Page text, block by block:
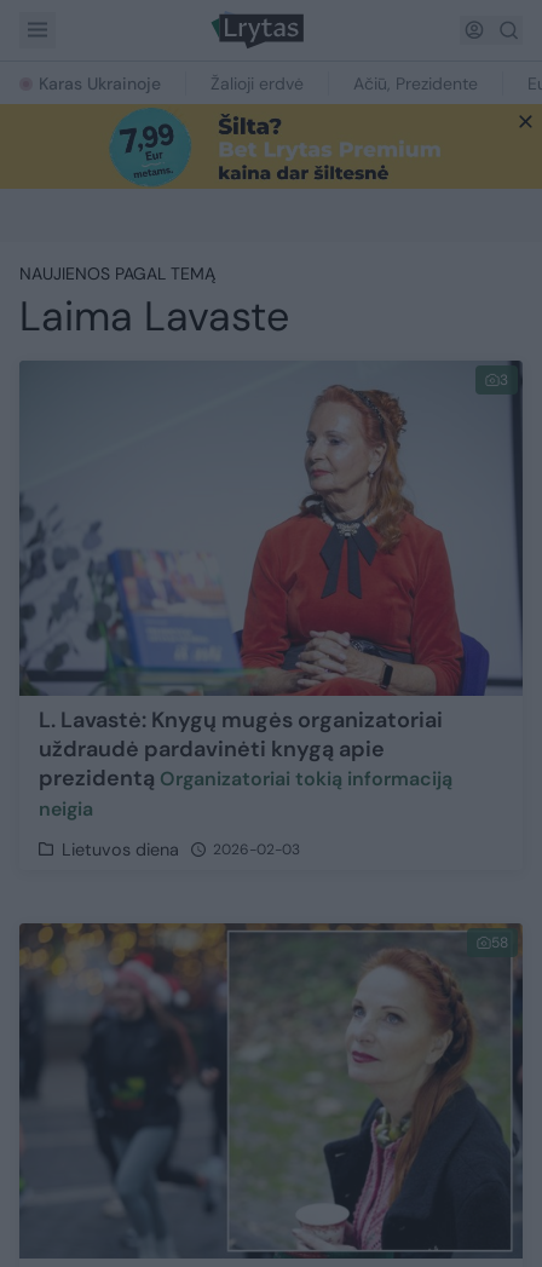
Karas Ukrainoje Žalioji erdvė Ačiū, Prezidente
NAUJIENOS PAGAL TEMĄ
Laima Lavaste
3
L. Lavastė: Knygų mugės organizatoriai
uždraudė pardavinėti knygą apie
prezidentą Organizatoriai tokią informaciją
neigia
Lietuvos diena 2026-02-03
58